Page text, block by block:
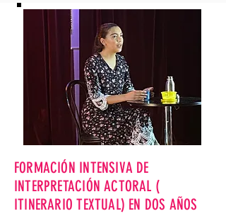
FORMACIÓN INTENSIVA DE
INTERPRETACIÓN ACTORAL (
ITINERARIO TEXTUAL) EN DOS AÑOS